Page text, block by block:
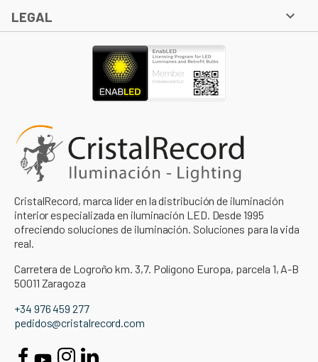
LEGAL 
CristalRecord, marca líder en la distribución de iluminación
interior especializada en iluminación LED. Desde 1995
ofreciendo soluciones de iluminación. Soluciones para la vida
real.
Carretera de Logroño km. 3,7. Polígono Europa, parcela 1, A-B
50011 Zaragoza
+34 976 459 277
pedidos@cristalrecord.com